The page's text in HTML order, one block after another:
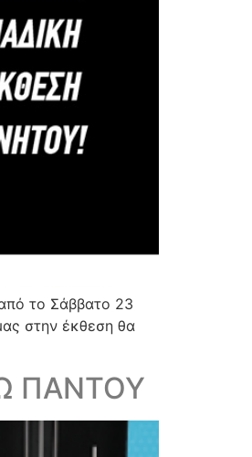
το Σάββατο 23
στην έκθεση θα
ΠΑΝΤΟΥ